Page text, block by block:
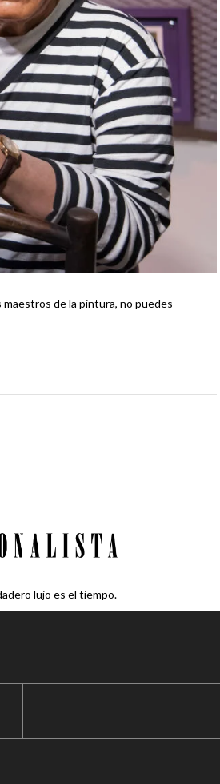
de la pintura, no puedes
lujo es el tiempo.